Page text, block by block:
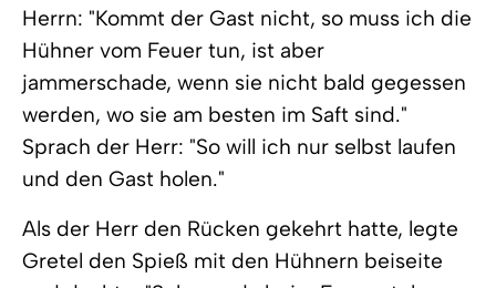
Herrn: "Kommt der Gast nicht, so muss ich die
Hühner vom Feuer tun, ist aber
jammerschade, wenn sie nicht bald gegessen
werden, wo sie am besten im Saft sind."
Sprach der Herr: "So will ich nur selbst laufen
und den Gast holen."
Als der Herr den Rücken gekehrt hatte, legte
Gretel den Spieß mit den Hühnern beiseite